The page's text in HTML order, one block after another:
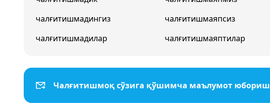
чалғитишмадингиз
чалғитишмадилар
чалғитишмаяпсиз
чалғитишмаяптилар
Чалғитишмоқ сўзига қўшимча маълумот юбориш